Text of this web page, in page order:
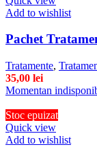
Add to wishlist
Pachet
Tratamente,
35,00 lei
Momentan
Stoc epuizat
Quick view
Add to wishlist